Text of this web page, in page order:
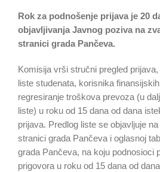
Rok za podnošenje prijava je 20
objavljivanja Javnog poziva na
stranici grada Pančeva.
Komisija vrši stručni pregled
liste studenata, korisnika
regresiranje troškova prevoza (u
liste) u roku od 15 dana od dana
prijava. Predlog liste se objavljuje
stranici grada Pančeva i oglasnoj
grada Pančeva, na koju podnosioci
prigovora u roku od 15 dana od